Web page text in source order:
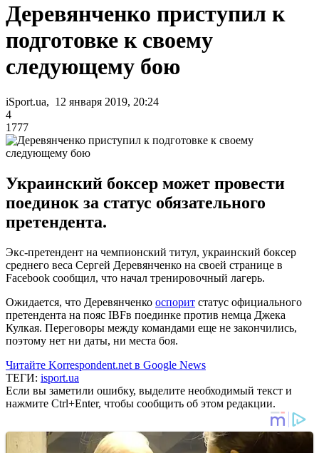
Деревянченко приступил к
подготовке к своему
следующему бою
iSport.ua, 12 января 2019, 20:24
4
1777
Украинский боксер может провести
поединок за статус обязательного
претендента.
Экс-претендент на чемпионский титул, украинский боксер
среднего веса Сергей Деревянченко на своей странице в
Facebook сообщил, что начал тренировочный лагерь.
Ожидается, что Деревянченко оспорит статус официального
претендента на пояс IBFв поединке против немца Джека
Кулкая. Переговоры между командами еще не закончились,
поэтому нет ни даты, ни места боя.
Читайте Korrespondent.net в Google News
ТЕГИ: isport.ua
Если вы заметили ошибку, выделите необходимый текст и
нажмите Ctrl+Enter, чтобы сообщить об этом редакции.